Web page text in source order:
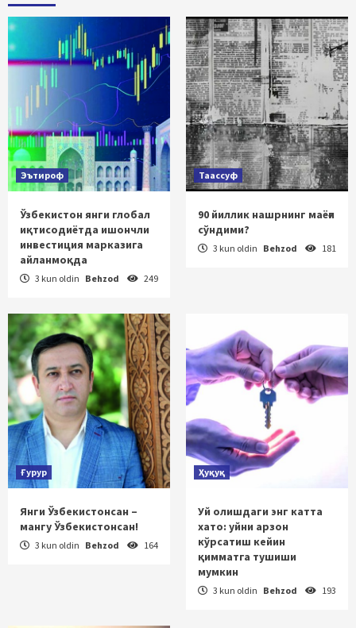
Эътироф
Ўзбекистон янги глобал
иқтисодиётда ишончли
инвестиция марказига
айланмоқда
3 kun oldin Behzod 249
Таассуф
90 йиллик нашрнинг маёғи
сўндими?
3 kun oldin Behzod 181
Ғурур
Янги Ўзбекистонсан –
мангу Ўзбекистонсан!
3 kun oldin Behzod 164
Ҳуқуқ
Уй олишдаги энг катта
хато: уйни арзон
кўрсатиш кейин
қимматга тушиши
мумкин
3 kun oldin Behzod 193